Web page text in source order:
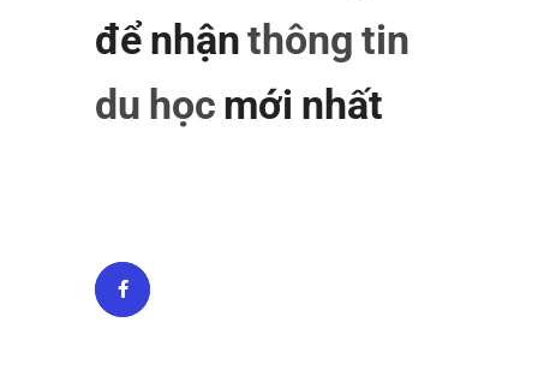
để nhậnthông tin
du học mới nhất